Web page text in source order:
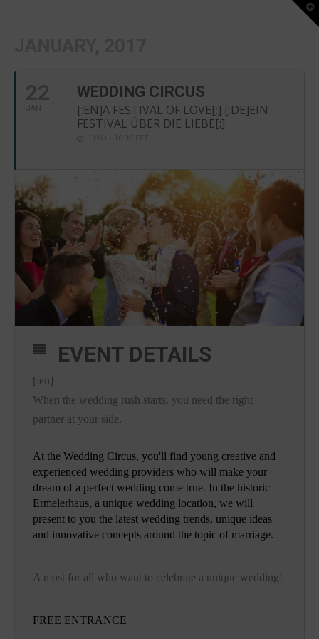
WEDDING CIRCUS
[:EN]A FESTIVAL OF LOVE[:] [:DE]EIN
FESTIVAL ÜBER DIE LIEBE[:]
EVENT DETAILS
[:en]
When the wedding rush starts, you need the right
partner at your side.
At the Wedding Circus, you'll find young creative and
experienced wedding providers who will make your
dream of a perfect wedding come true. In the historic
Ermelerhaus, a unique wedding location, we will
present to you the latest wedding trends, unique ideas
and innovative concepts around the topic of marriage.
A must for all who want to celebrate a unique wedding!
FREE ENTRANCE